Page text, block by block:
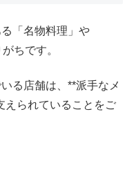
「名物料理」や
ちです。
る店舗は、**派手なメ
えられていることをご